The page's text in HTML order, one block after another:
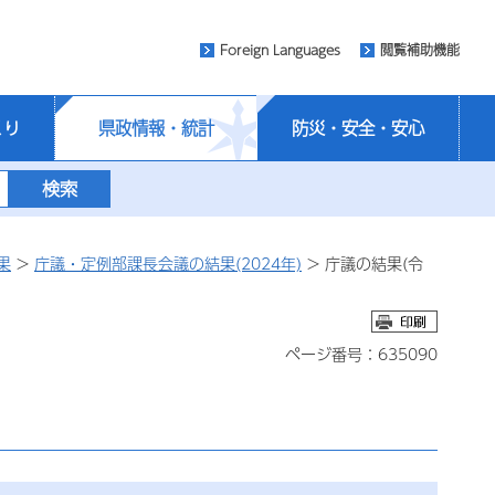
Foreign Languages 閲覧補助機能
県政情報・統計 防災・安全・安心
> 庁議・定例部課長会議の結果(2024年) > 庁議の結果(令
ページ番号：635090